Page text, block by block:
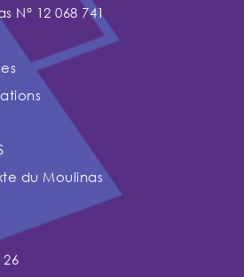
N° 12 068 741
du Moulinas
26